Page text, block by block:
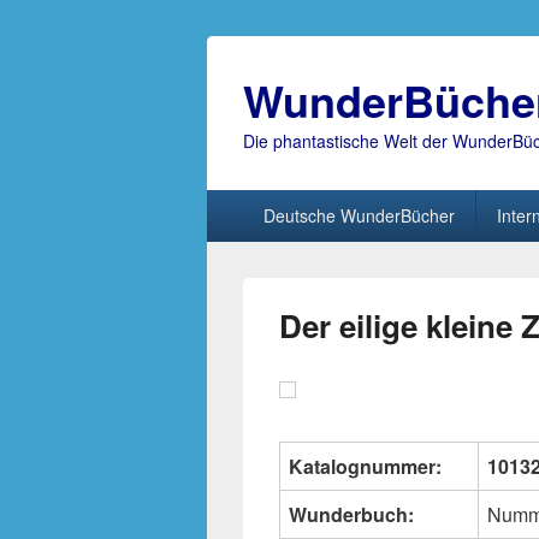
Die phantastische Welt der
Deutsche WunderBücher
Der eilige kleine
Katalognummer:
Wunderbuch: